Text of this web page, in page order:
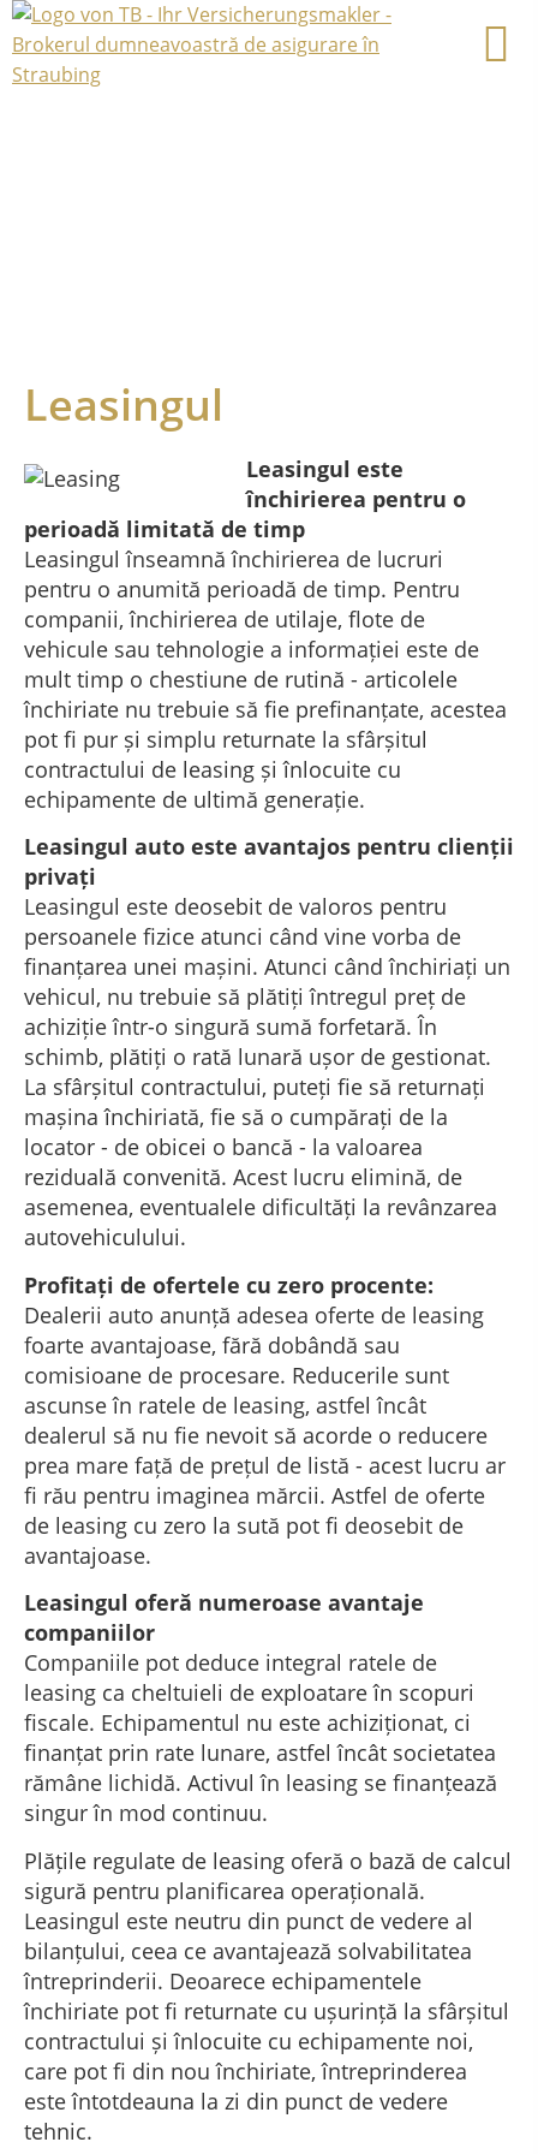
Leasingul
Leasingul este
închirierea pentru o
perioadă limitată de timp
Leasingul înseamnă închirierea de lucruri
pentru o anumită perioadă de timp. Pentru
companii, închirierea de utilaje, flote de
vehicule sau tehnologie a informației este de
mult timp o chestiune de rutină - articolele
închiriate nu trebuie să fie prefinanțate, acestea
pot fi pur și simplu returnate la sfârșitul
contractului de leasing și înlocuite cu
echipamente de ultimă generație.
Leasingul auto este avantajos pentru clienții
privați
Leasingul este deosebit de valoros pentru
persoanele fizice atunci când vine vorba de
finanțarea unei mașini. Atunci când închiriați un
vehicul, nu trebuie să plătiți întregul preț de
achiziție într-o singură sumă forfetară. În
schimb, plătiți o rată lunară ușor de gestionat.
La sfârșitul contractului, puteți fie să returnați
mașina închiriată, fie să o cumpărați de la
locator - de obicei o bancă - la valoarea
reziduală convenită. Acest lucru elimină, de
asemenea, eventualele dificultăți la revânzarea
autovehiculului.
Profitați de ofertele cu zero procente:
Dealerii auto anunță adesea oferte de leasing
foarte avantajoase, fără dobândă sau
comisioane de procesare. Reducerile sunt
ascunse în ratele de leasing, astfel încât
dealerul să nu fie nevoit să acorde o reducere
prea mare față de prețul de listă - acest lucru ar
fi rău pentru imaginea mărcii. Astfel de oferte
de leasing cu zero la sută pot fi deosebit de
avantajoase.
Leasingul oferă numeroase avantaje
companiilor
Companiile pot deduce integral ratele de
leasing ca cheltuieli de exploatare în scopuri
fiscale. Echipamentul nu este achiziționat, ci
finanțat prin rate lunare, astfel încât societatea
rămâne lichidă. Activul în leasing se finanțează
singur în mod continuu.
Plățile regulate de leasing oferă o bază de calcul
sigură pentru planificarea operațională.
Leasingul este neutru din punct de vedere al
bilanțului, ceea ce avantajează solvabilitatea
întreprinderii. Deoarece echipamentele
închiriate pot fi returnate cu ușurință la sfârșitul
contractului și înlocuite cu echipamente noi,
care pot fi din nou închiriate, întreprinderea
este întotdeauna la zi din punct de vedere
tehnic.